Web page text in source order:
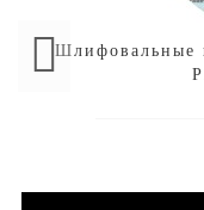
Шлифовальные